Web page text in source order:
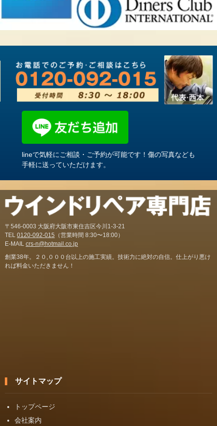
lineで気軽にご相談・ご予約が可能です！傷の写真なども
手軽に送っていただけます。
〒546-0003 大阪府大阪市東住吉区今川1-3-21
TEL 0120-092-015 （営業時間 8:30〜18:00）
E-MAIL crs-n@hotmail.co.jp
創業38年。２０,０００台以上の施工実績。技術力に絶対の自信。仕上がり悪け
れば料金いただきません！
サイトマップ
トップページ
会社案内